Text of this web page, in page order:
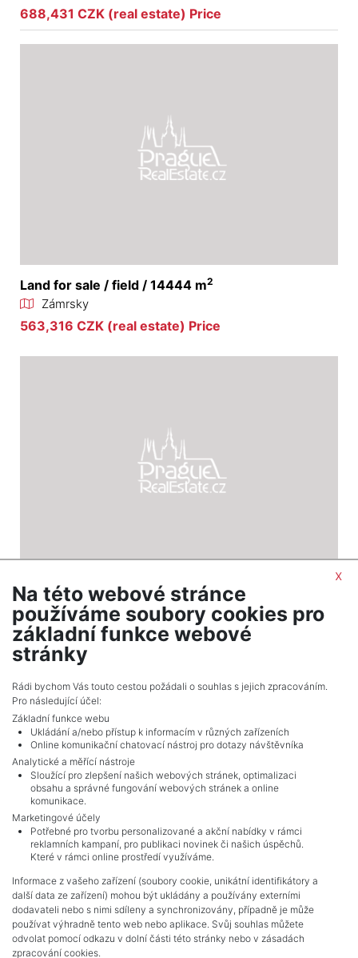
688,431 CZK (real estate) Price
Land for sale / field / 14444 m2
Zámrsky
563,316 CZK (real estate) Price
Land for sale / field / 10570 m2
Zámrsky
412,230 CZK (real estate) Price
Adverts total10.
NAVIGACE
Terms and conditions
Protection of personal data
Real estate's
Contact
Cookie processing
x
Na této webové stránce
používáme soubory cookies pro
základní funkce webové
stránky
Rádi bychom Vás touto cestou požádali o souhlas s jejich zpracováním.
Pro následující účel:
Základní funkce webu
Ukládání a/nebo přístup k informacím v různých zařízeních
Online komunikační chatovací nástroj pro dotazy návštěvníka
Analytické a měřící nástroje
Sloužící pro zlepšení našich webových stránek, optimalizaci
obsahu a správné fungování webových stránek a online
komunikace.
Marketingové účely
Potřebné pro tvorbu personalizované a akční nabídky v rámci
reklamních kampaní, pro publikaci novinek či našich úspěchů.
Které v rámci online prostředí využíváme.
Informace z vašeho zařízení (soubory cookie, unikátní identifikátory a
další data ze zařízení) mohou být ukládány a používány externími
dodavateli nebo s nimi sdíleny a synchronizovány, případně je může
používat výhradně tento web nebo aplikace. Svůj souhlas můžete
odvolat pomocí odkazu v dolní části této stránky nebo v zásadách
zpracování cookies.